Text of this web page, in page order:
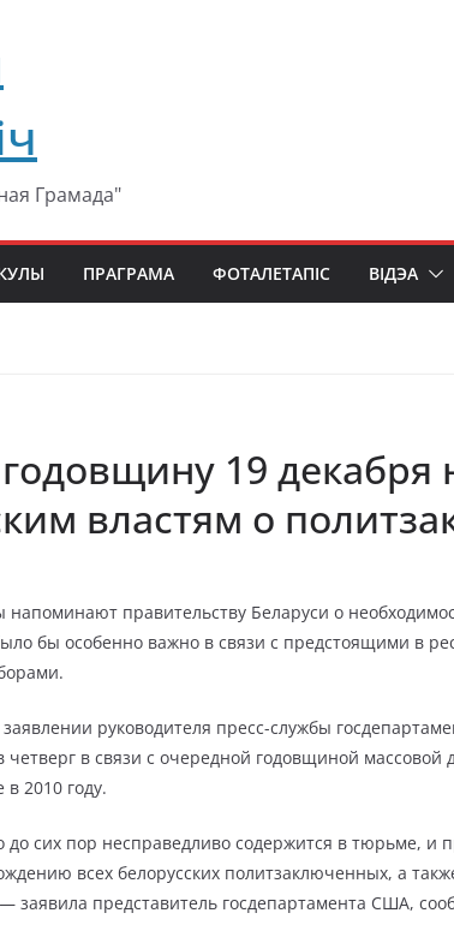
Грамада"
ПРАГРАМА ФОТАЛЕТАПІС ВІДЭА
19
властям о
правительству Беларуси о
бы особенно важно в связи с предстоящими в
заявлении руководителя пресс-службы
четверг в связи с очередной годовщиной массовой
в 2010 году.
сих пор несправедливо содержится в тюрьме, и
всех белорусских политзаключенных, а
заявила представитель госдепартамента США,